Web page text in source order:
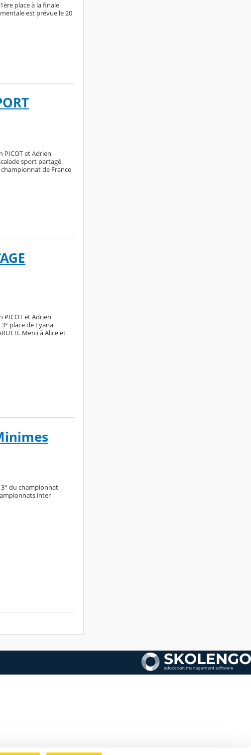
place à la finale
est prévue le 20
PICOT et Adrien
sport partagé.
championnat de France
PICOT et Adrien
place de Lyana
Merci à Alice et
du championnat
inter